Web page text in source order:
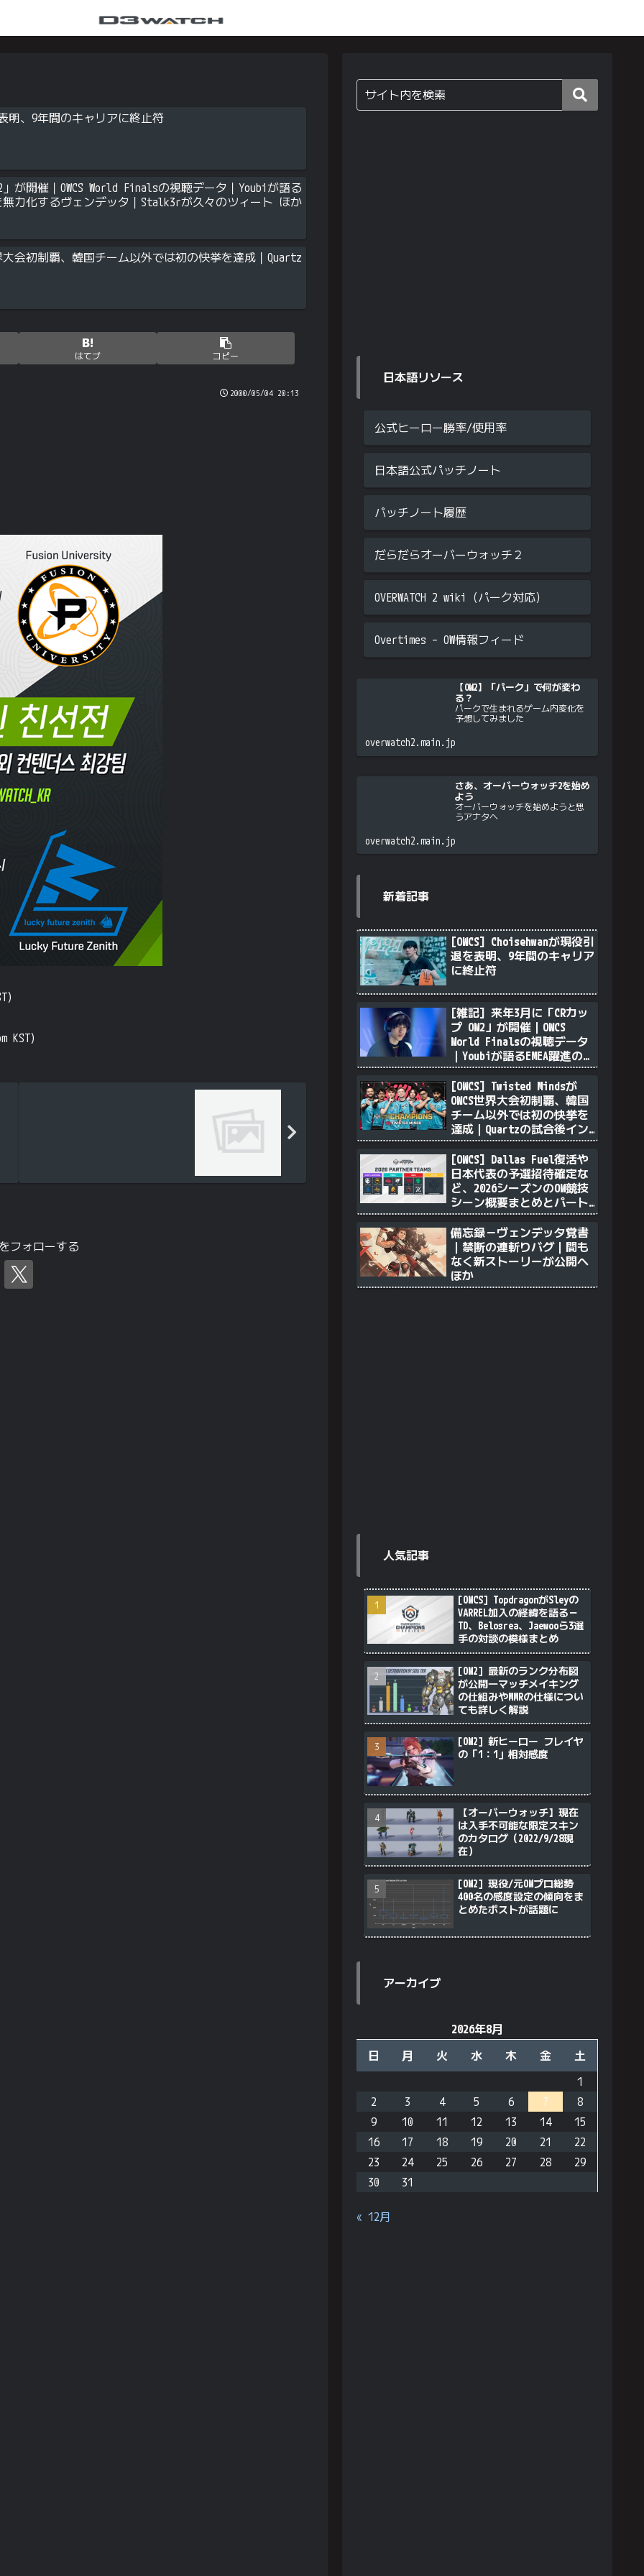
明、9年間のキャリアに終止符
が開催｜OWCS World Finalsの視聴データ｜Youbiが語る
無力化するヴェンデッタ｜Stalk3rが久々のツィート ほか
大会初制覇、韓国チーム以外では初の快挙を達成｜Quartz
はてブ コピー
2000/05/04 20:13
KST)
フォローする
日本語リソース
公式ヒーロー勝率/使用率
日本語公式パッチノート
パッチノート履歴
だらだらオーバーウォッチ２
OVERWATCH 2 wiki（パーク対応）
Overtimes – OW情報フィード
【OW2】「パーク」で何が変わ
る？
パークで生まれるゲーム内変化を
予想してみました
overwatch2.main.jp
さあ、オーバーウォッチ2を始め
よう
オーバーウォッチを始めようと思
うアナタへ
overwatch2.main.jp
新着記事
[OWCS] Choisehwanが現役引
退を表明、9年間のキャリア
に終止符
[雑記] 来年3月に「CRカッ
プ OW2」が開催｜OWCS
World Finalsの視聴データ
｜Youbiが語るEMEA躍進の理
由｜透明ソンブラを無力化
するヴェンデッタ｜Stalk3r
が久々のツィート ほか
[OWCS] Twisted Mindsが
OWCS世界大会初制覇、韓国
チーム以外では初の快挙を
達成｜Quartzの試合後イン
タビュー
[OWCS] Dallas Fuel復活や
日本代表の予選招待確定な
ど、2026シーズンのOW競技
シーン概要まとめとパート
ナーチム選定について
備忘録－ヴェンデッタ覚書
｜禁断の連斬りバグ｜間も
なく新ストーリーが公開へ
ほか
人気記事
[OWCS] TopdragonがSleyの
VARREL加入の経緯を語る－
TD、Belosrea、Jaewooら3選
手の対談の模様まとめ
[OW2] 最新のランク分布図
が公開―マッチメイキング
の仕組みやMMRの仕様につい
ても詳しく解説
[OW2] 新ヒーロー フレイヤ
の「1：1」相対感度
【オーバーウォッチ】現在
は入手不可能な限定スキン
のカタログ（2022/9/28現
在）
[OW2] 現役/元OWプロ総勢
400名の感度設定の傾向をま
とめたポストが話題に
アーカイブ
2026年8月
日
月 火 水 木 金
土
1
2
3 4 5 6 7
8
9
10 11 12 13 14
15
16
17 18 19 20 21
22
23
24 25 26 27 28
29
30
31
« 12月